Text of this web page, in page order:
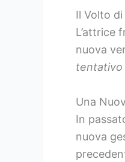
Il Volto
L’attrice
nuova
tentativo
Una
In
nuova